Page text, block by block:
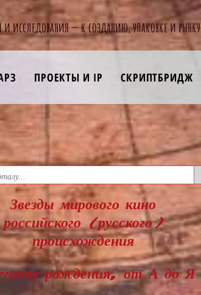
исследования — к созданию, упаковке и рынку
ПРОЕКТЫ И IP СКРИПТБРИДЖ
Звезды мирового кино
российского (русского)
происхождения
рождения, от А до Я